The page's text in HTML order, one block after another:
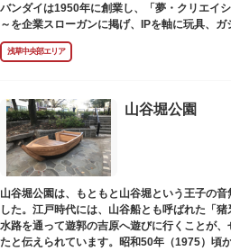
バンダイは1950年に創業し、「夢・クリエイ
～を企業スローガンに掲げ、IPを軸に玩具、
品・食玩、アパレル、日用雑貨など、お客さま
エンターテインメントをお届けしています。
浅草中央部エリア
山谷堀公園
山谷堀公園は、もともと山谷堀という王子の
した。江戸時代には、山谷船とも呼ばれた「
水路を通って遊郭の吉原へ遊びに行くことが
たと伝えられています。昭和50年（1975）頃